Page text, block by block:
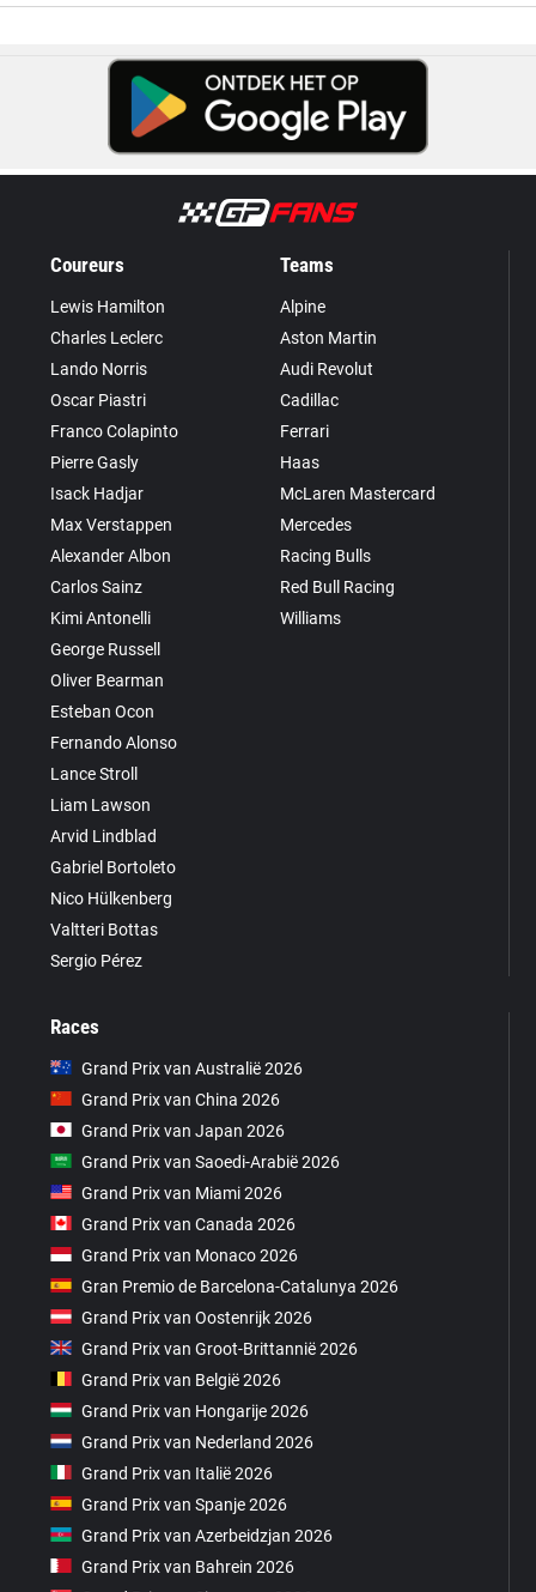
Coureurs
Lewis Hamilton
Charles Leclerc
Lando Norris
Oscar Piastri
Franco Colapinto
Pierre Gasly
Isack Hadjar
Max Verstappen
Alexander Albon
Carlos Sainz
Kimi Antonelli
George Russell
Oliver Bearman
Esteban Ocon
Fernando Alonso
Lance Stroll
Liam Lawson
Arvid Lindblad
Gabriel Bortoleto
Nico Hülkenberg
Valtteri Bottas
Sergio Pérez
Teams
Alpine
Aston Martin
Audi Revolut
Cadillac
Ferrari
Haas
McLaren Mastercard
Mercedes
Racing Bulls
Red Bull Racing
Williams
Races
Grand Prix van Australië 2026
Grand Prix van China 2026
Grand Prix van Japan 2026
Grand Prix van Saoedi-Arabië 2026
Grand Prix van Miami 2026
Grand Prix van Canada 2026
Grand Prix van Monaco 2026
Gran Premio de Barcelona-Catalunya 2026
Grand Prix van Oostenrijk 2026
Grand Prix van Groot-Brittannië 2026
Grand Prix van België 2026
Grand Prix van Hongarije 2026
Grand Prix van Nederland 2026
Grand Prix van Italië 2026
Grand Prix van Spanje 2026
Grand Prix van Azerbeidzjan 2026
Grand Prix van Bahrein 2026